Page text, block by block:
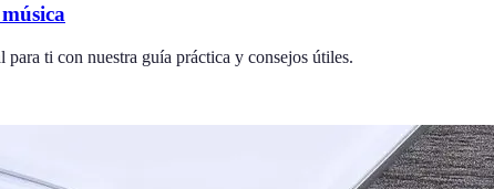
ti con nuestra guía práctica y consejos útiles.